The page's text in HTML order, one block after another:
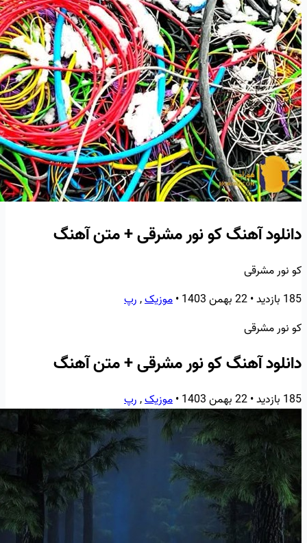
دانلود آهنگ کو نور مشرقی + متن آهنگ
کو نور مشرقی
185 بازدید
•22 بهمن 1403 •موزیک,رپ
کو نور مشرقی
دانلود آهنگ کو نور مشرقی + متن آهنگ
185 بازدید •22 بهمن 1403 •موزیک,رپ